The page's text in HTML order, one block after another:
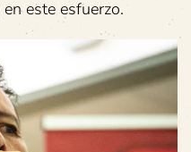
este esfuerzo.